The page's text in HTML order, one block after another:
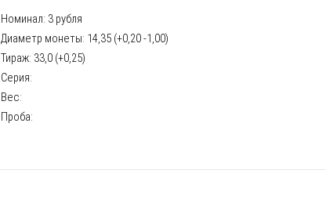
Номинал: 3 рубля
Диаметр монеты: 14,35 (+0,20 -1,00)
Тираж: 33,0 (+0,25)
Серия:
Вес:
Проба: